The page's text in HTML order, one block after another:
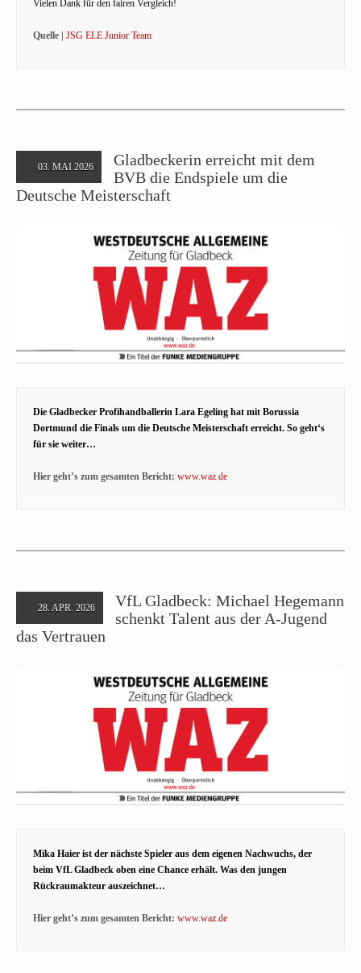
Vielen Dank für den fairen Vergleich!
Quelle | JSG ELE Junior Team
03. MAI 2026
Gladbeckerin erreicht mit dem
BVB die Endspiele um die
Deutsche Meisterschaft
Die Gladbecker Profihandballerin Lara Egeling hat mit Borussia
Dortmund die Finals um die Deutsche Meisterschaft erreicht. So geht‘s
für sie weiter…
Hier geht’s zum gesamten Bericht: www.waz.de
28. APR. 2026
VfL Gladbeck: Michael Hegemann
schenkt Talent aus der A-Jugend
das Vertrauen
Mika Haier ist der nächste Spieler aus dem eigenen Nachwuchs, der
beim VfL Gladbeck oben eine Chance erhält. Was den jungen
Rückraumakteur auszeichnet…
Hier geht’s zum gesamten Bericht: www.waz.de